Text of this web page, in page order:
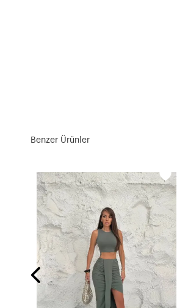
Benzer Ürünler